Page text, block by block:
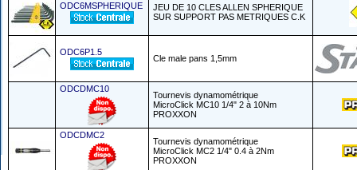
ODC6MSPHERIQUE
JEU DE 10 CLES ALLEN SPHERIQUE
SUR SUPPORT PAS METRIQUES C.K
ODC6P1.5
Cle male pans 1,5mm
ODCDMC10
Tournevis dynamométrique
MicroClick MC10 1/4" 2 à 10Nm
PROXXON
ODCDMC2
Tournevis dynamométrique
MicroClick MC2 1/4" 0.4 à 2Nm
PROXXON